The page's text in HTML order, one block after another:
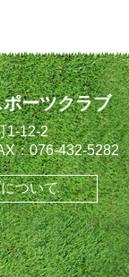
ーツクラブ
1-12-2
：076-432-5282
ついて